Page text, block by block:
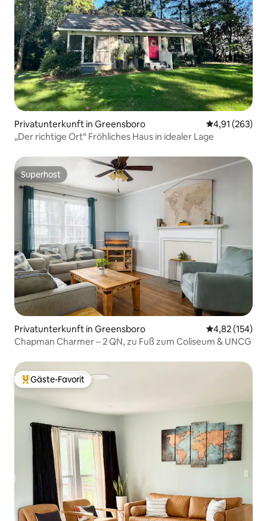
Privatunterkunft in Greensboro
4,91 (263)
„Der richtige Ort“ Fröhliches Haus in idealer Lage
Superhost
Superhost
Privatunterkunft in Greensboro
4,82 (154)
Chapman Charmer – 2 QN, zu Fuß zum Coliseum & UNCG
Beliebter Gäste-Favorit.
Gäste-Favorit